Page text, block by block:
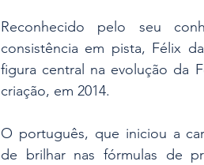
Reconhecido pelo seu
consistência em pista, Félix
figura central na evolução da
criação, em 2014.
O português, que iniciou a
de brilhar nas fórmulas de